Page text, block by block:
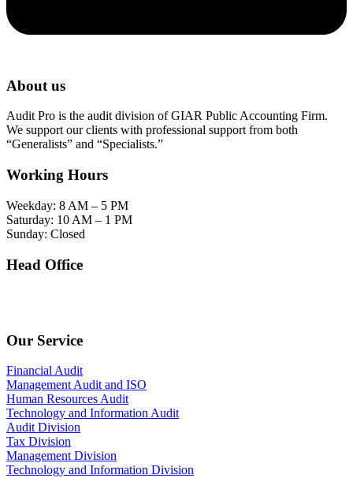
About us
Audit Pro is the audit division of GIAR Public Accounting Firm.
We support our clients with professional support from both
“Generalists” and “Specialists.”
Working Hours
Weekday: 8 AM – 5 PM
Saturday: 10 AM – 1 PM
Sunday: Closed
Head Office
Our Service
Financial Audit
Management Audit and ISO
Human Resources Audit
Technology and Information Audit
Audit Division
Tax Division
Management Division
Technology and Information Division